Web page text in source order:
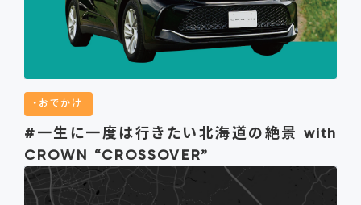
おでかけ
#一生に一度は行きたい北海道の絶景 with
CROWN “CROSSOVER”